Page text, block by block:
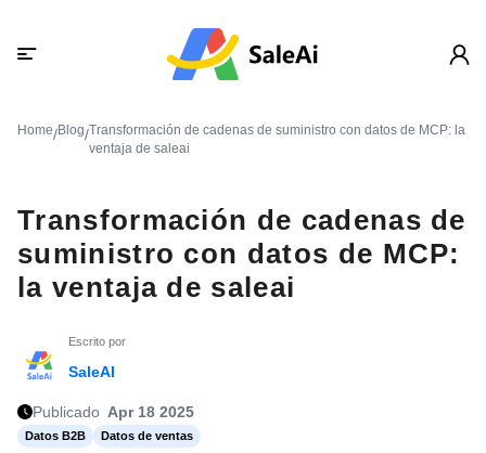
Home/Blog/Transformación de cadenas de suministro con datos de MCP: la
ventaja de saleai
Transformación de cadenas de
suministro con datos de MCP:
la ventaja de saleai
Escrito por
SaleAI
Publicado Apr 18 2025
Datos B2B Datos de ventas